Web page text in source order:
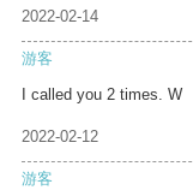
2022-02-14
游客
I called you 2 times. W
2022-02-12
游客